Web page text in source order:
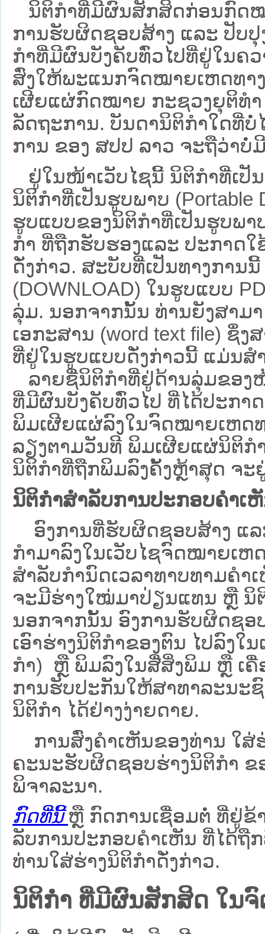
ນິ​ຕິ​ກຳ​ທີ່​ມີ​ຜົນ​ສັກ​ສິດ​ກ່ອນ​ກົດ​ໝ
ການ​ຮັບ​ຜິດ​ຊອບ​ສ້າງ ແລະ ປັບ​
ກໍາທີ່ມີຜົນບັງຄັບທົ່ວໄປທີ່ຢູ່ໃນຄ
ສົ່ງໃຫ້​ພະແນກຈົດ​ໝາຍ​ເຫດ​ທາ
ເຜີຍແຜ່ກົດໝາຍ ກະຊວງຍຸຕິທໍ
ລັດຖະການ. ບັນ​ດາ​ນິ​ຕິ​ກຳ​ໃດ​ທີ່
ການ ຂອງ ສປ​ປ ລາວ ​ຈະຖື​ວ່າ
ຢູ່ໃນໜ້າ​ເວັບ​ໄຊ​ນີ້ ນິຕິກຳທີ່ເປັ
ນິຕິກໍາທີ່ເປັນຮູບພາບ (Portable
ຮູບແບບຂອງນິຕິກໍາທີ່ເປັນຮູບພ
ກໍາ ທີ່ຖືກຮັບຮອງແລະ ປະກາດ
ດັ່ງກ່າວ. ສະບັບທີ່ເປັນທາງການ
(DOWNLOAD) ໃນຮູບແບບ
ລຸ່ມ. ນອກຈາກນັ້ນ ທ່ານຍັງສາມ
ເອກະສານ (word text file) ຊຶ່
ທີ່ຢູ່ໃນຮູບແບບດັ່ງກ່າວນີ້ ແມ່ນສ
ລາຍຊື່ນິຕິກຳທີ່ຢູ່ດ້ານລຸ່ມຂອງ
ທີ່ມີຜົນບັງຄັບທົ່ວໄປ ທີ່ໄດ້ປະກ
ພິມເຜີຍແຜ່ລົງໃນຈົດໝາຍເຫດ
ລຽງຕາມວັນທີ ພິມເຜີຍແຜ່ນິຕິກ
ນິຕິກຳທີ່ຖືກພິມລົງຄັ້ງຫຼ້າສຸດ ຈະ
ນິຕິກຳສຳລັບການປະກອບຄຳເ
ອົງການທີ່ຮັບຜິດຊອບສ້າງ ແລ
ກຳມາລົງໃນ​ເວັບ​ໄຊຈົດໝາຍເຫ
ສໍາລັບກໍານົດເວລາທາບທາມຄໍ
ຈະມີຮ່າງໃໝ່ມາປ່ຽນແທນ ຫຼື ນິ
ນອກຈາກນັ້ນ ອົງການຮັບຜິດຊອ
ເອົາຮ່າງນິຕິກຳຂອງຕົນ ໄປລົງໃ
ກຳ) ຫຼື ພິມລົງໃນສື່ສິ່ງພິມ ຫຼື ເຄື່
ການຮັບປະກັນໃຫ້ສາທາລະນະ
ນິຕິກຳ ໄດ້ຢ່າງງ່າຍດາຍ.
ການສົ່ງຄໍາເຫັນຂອງທ່ານ ໃສ່
ຄະນະຮັບຜິດຊອບຮ່າງນິຕິກຳ ຂ
ພິຈາລະນາ.
ກົດທີ່ນີ້ ຫຼື ກົດການເຊື່ອມຕໍ່ ທີ່ຢູ່ຂ້
ລັບການປະກອບຄຳເຫັນ ທີ່ໄດ້ຖື
ທ່ານໃສ່ຮ່າງນິຕິກຳດັ່ງກ່າວ.
ນິຕິກໍາ ທີ່ມີຜົນສັກສິດ ໃນ